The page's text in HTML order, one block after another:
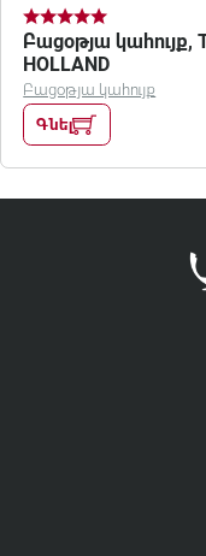
Բացօթյա կահույք,
HOLLAND
Բացօթյա կահույք
Գնել